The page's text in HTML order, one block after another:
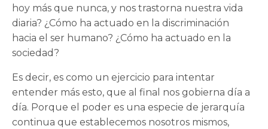
hoy más que nunca, y nos trastorna nuestra vida
diaria? ¿Cómo ha actuado en la discriminación
hacia el ser humano? ¿Cómo ha actuado en la
sociedad?
Es decir, es como un ejercicio para intentar
entender más esto, que al final nos gobierna día a
día. Porque el poder es una especie de jerarquía
continua que establecemos nosotros mismos,